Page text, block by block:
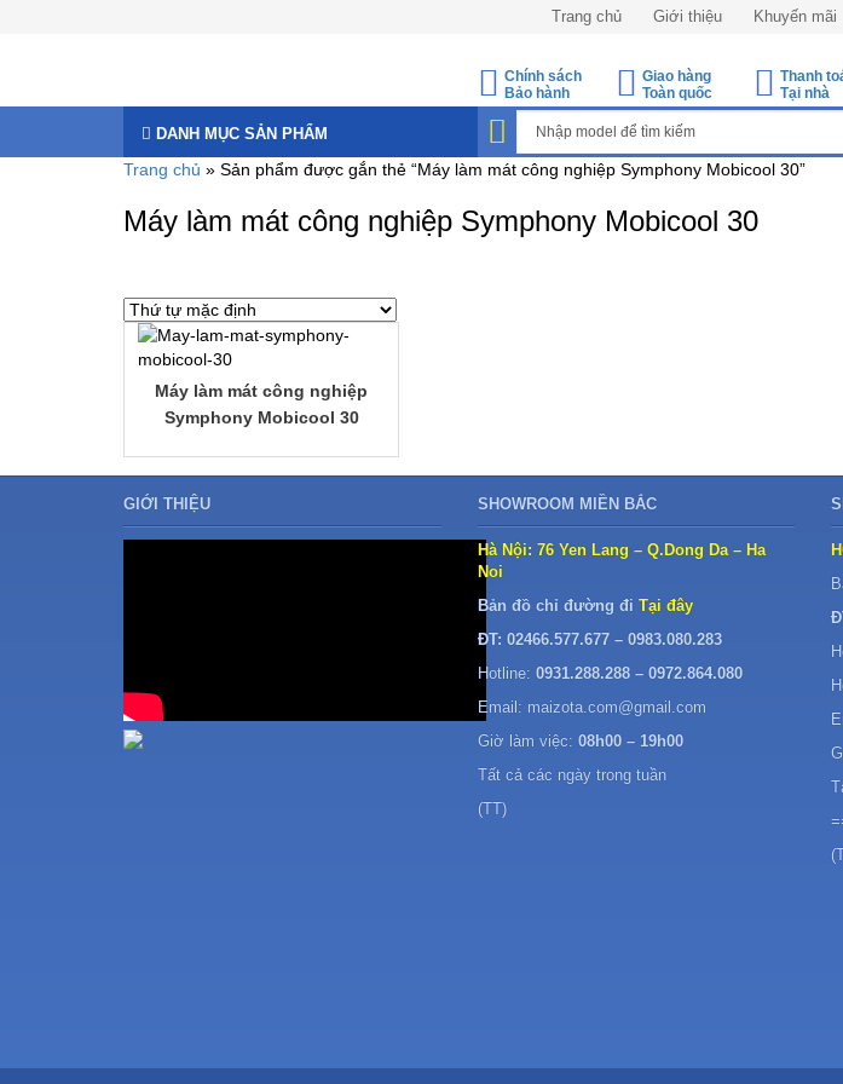
Trang chủ Giới thiệu Khuyến mãi
Chính sách
Bảo hành
Giao hàng
Toàn quốc
Thanh
Tại nhà
DANH MỤC SẢN PHẨM
Trang chủ » Sản phẩm được gắn thẻ “Máy làm mát công nghiệp Symphony Mobicool 30”
Máy làm mát công nghiệp Symphony Mobicool 30
Máy làm mát công nghiệp
Symphony Mobicool 30
GIỚI THIỆU SHOWROOM MIỀN BẮC
Hà Nội: 76 Yen Lang – Q.Dong Da – Ha
Noi
Bản đồ chỉ đường đi Tại đây
ĐT: 02466.577.677 – 0983.080.283
Hotline: 0931.288.288 – 0972.864.080
Email: maizota.com@gmail.com
Giờ làm việc: 08h00 – 19h00
Tất cả các ngày trong tuần
(TT)